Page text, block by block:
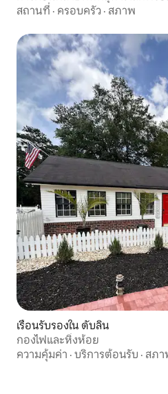
สถานที่ · ครอบครัว · สภาพ
เรือนรับรองใน ดับลิน
กองไฟและหิ่งห้อย
ความคุ้มค่า · บริการต้อนรับ · สภา